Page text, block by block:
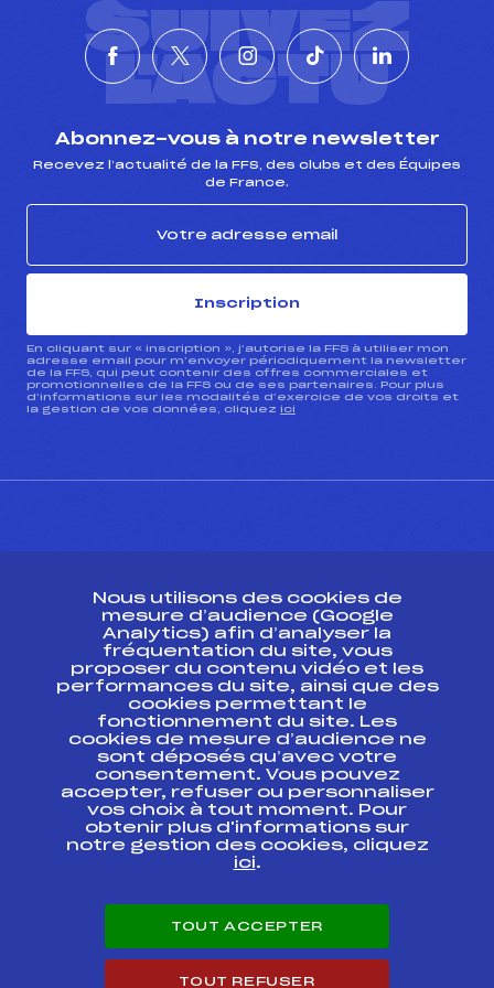
SUIVEZ
L'ACTU
Abonnez-vous à notre newsletter
Recevez l’actualité de la FFS, des clubs et des Équipes
de France.
Inscription
En cliquant sur « inscription », j’autorise la FFS à utiliser mon
adresse email pour m’envoyer périodiquement la newsletter
de la FFS, qui peut contenir des offres commerciales et
promotionnelles de la FFS ou de ses partenaires. Pour plus
d’informations sur les modalités d’exercice de vos droits et
la gestion de vos données, cliquez ici
ESPACE PRESSE
Ressources
Pass’Neige
Projet sportif fédéral
Projet de performance fédéral
Antidopage
Pôle Développement, Formation, Suivi
Scientifique
Listes ministérielles
Pôle vie de l’athlète
Carrières
Nous utilisons des cookies de
mesure d’audience (Google
Analytics) afin d’analyser la
fréquentation du site, vous
proposer du contenu vidéo et les
performances du site, ainsi que des
cookies permettant le
fonctionnement du site. Les
cookies de mesure d’audience ne
sont déposés qu’avec votre
consentement. Vous pouvez
accepter, refuser ou personnaliser
vos choix à tout moment. Pour
obtenir plus d'informations sur
notre gestion des cookies, cliquez
ici.
TOUT ACCEPTER
TOUT REFUSER